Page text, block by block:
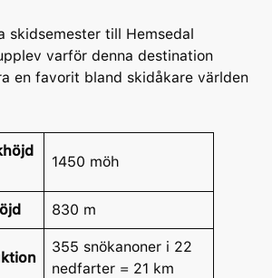
skidsemester till Hemsedal
varför denna destination
en favorit bland skidåkare världen
1450 möh
830 m
355 snökanoner i 22
nedfarter = 21 km